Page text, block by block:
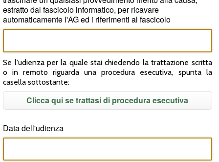
estratto dal fascicolo informatico, per ricavare
automaticamente l'AG ed i riferimenti al fascicolo
Se l'udienza per la quale stai chiedendo la trattazione scritta
o in remoto riguarda una procedura esecutiva, spunta la
casella sottostante:
Clicca qui se trattasi di procedura esecutiva
Data dell'udienza